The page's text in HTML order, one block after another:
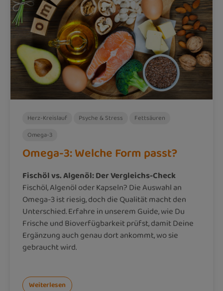
Herz-Kreislauf Psyche & Stress
Fettsäuren
Omega-3
Omega-3: Welche Form passt?
Fischöl vs. Algenöl: Der Vergleichs-Check
Fischöl, Algenöl oder Kapseln? Die Auswahl an
Omega-3 ist riesig, doch die Qualität macht den
Unterschied. Erfahre in unserem Guide, wie Du
Frische und Bioverfügbarkeit prüfst, damit Deine
Ergänzung auch genau dort ankommt, wo sie
gebraucht wird.
Weiterlesen